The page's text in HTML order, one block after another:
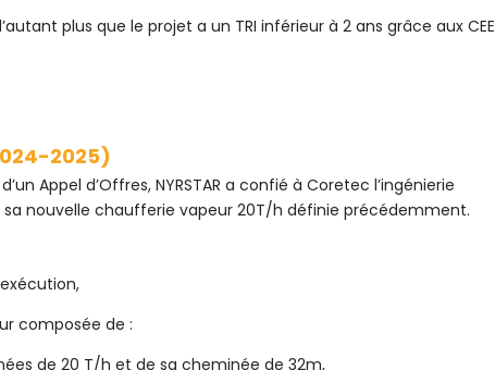
plus que le projet a un TRI inférieur à 2 ans grâce aux CEE
2025)
Appel d’Offres, NYRSTAR a confié à Coretec l’ingénierie
sa nouvelle chaufferie vapeur 20T/h définie précédemment.
composée de :
de 20 T/h et de sa cheminée de 32m,